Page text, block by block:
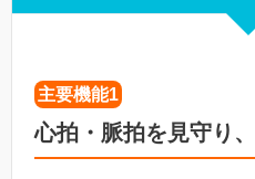
主要機能1
心拍・脈拍を見守り、